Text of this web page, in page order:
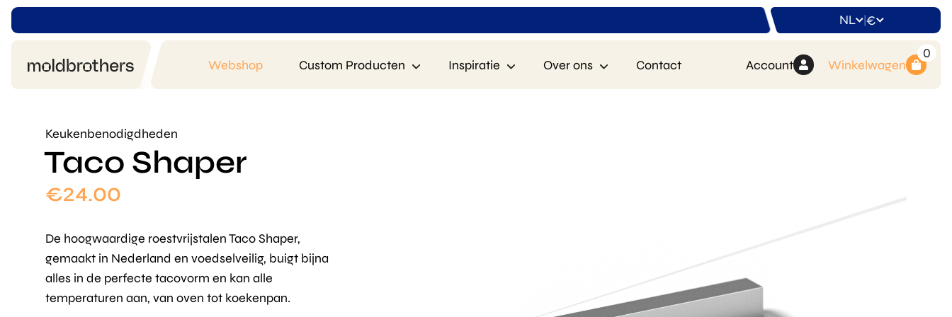
NL | €
Webshop Custom Producten Inspiratie Over ons Contact Account
0
Winkelwagen
Keukenbenodigdheden
Taco Shaper
€24.00
De hoogwaardige roestvrijstalen Taco Shaper,
gemaakt in Nederland en voedselveilig, buigt bijna
alles in de perfecte tacovorm en kan alle
temperaturen aan, van oven tot koekenpan.